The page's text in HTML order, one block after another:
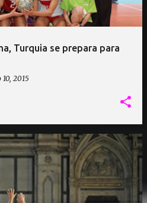
Turquia se prepara para
10, 2015